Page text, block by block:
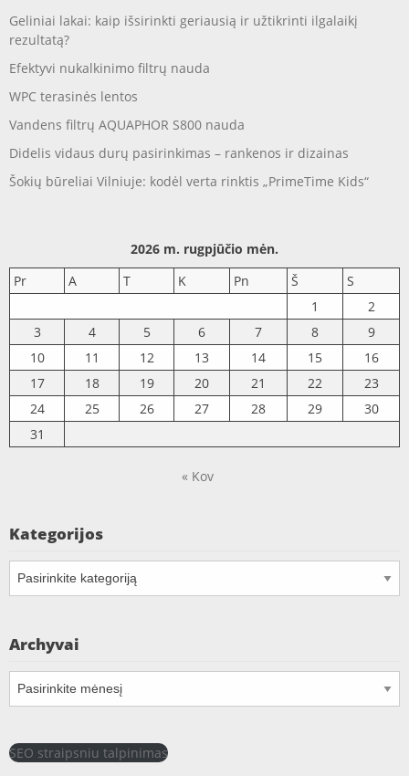
Geliniai lakai: kaip išsirinkti geriausią ir užtikrinti ilgalaikį
rezultatą?
Efektyvi nukalkinimo filtrų nauda
WPC terasinės lentos
Vandens filtrų AQUAPHOR S800 nauda
Didelis vidaus durų pasirinkimas – rankenos ir dizainas
Šokių būreliai Vilniuje: kodėl verta rinktis „PrimeTime Kids“
2026 m. rugpjūčio mėn.
Pr
A T K Pn Š
S
1
2
3
4 5 6 7 8
9
10
11 12 13 14 15
16
17
18 19 20 21 22
23
24
25 26 27 28 29
30
31
« Kov
Kategorijos
Kategorijos
Archyvai
Archyvai
SEO straipsniu talpinimas